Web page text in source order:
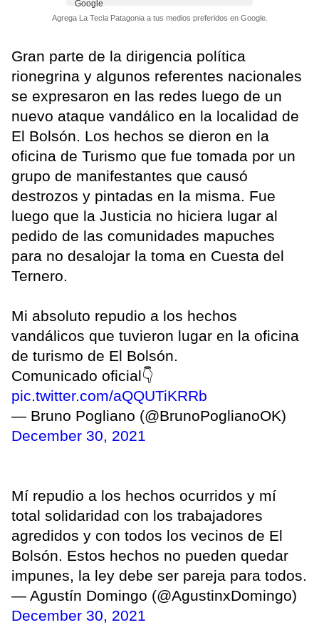
Agrega La Tecla Patagonia a tus medios preferidos en Google.
Gran parte de la dirigencia política
rionegrina y algunos referentes nacionales
se expresaron en las redes luego de un
nuevo ataque vandálico en la localidad de
El Bolsón. Los hechos se dieron en la
oficina de Turismo que fue tomada por un
grupo de manifestantes que causó
destrozos y pintadas en la misma. Fue
luego que la Justicia no hiciera lugar al
pedido de las comunidades mapuches
para no desalojar la toma en Cuesta del
Ternero.
Mi absoluto repudio a los hechos
vandálicos que tuvieron lugar en la oficina
de turismo de El Bolsón.
Comunicado oficial👇
pic.twitter.com/aQQUTiKRRb
— Bruno Pogliano (@BrunoPoglianoOK)
December 30, 2021
Mí repudio a los hechos ocurridos y mí
total solidaridad con los trabajadores
agredidos y con todos los vecinos de El
Bolsón. Estos hechos no pueden quedar
impunes, la ley debe ser pareja para todos.
— Agustín Domingo (@AgustinxDomingo)
December 30, 2021